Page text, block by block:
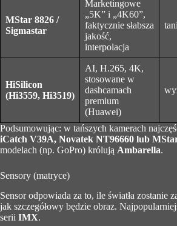
MStar 8826 /
Sigmastar
Marketingowe
„5K” i „4K60”,
faktycznie słabsza
jakość,
interpolacja
HiSilicon
(Hi3559, Hi3519)
AI, H.265, 4K,
stosowane w
dashcamach
premium
(Huawei)
Podsumowując: w tańszych kamerach
iCatch V39A, Novatek NT96660 lub
modelach (np. GoPro) królują Ambarella.
Sensory (matryce)
Sensor odpowiada za to, ile światła zostanie
jak szczegółowy będzie obraz.
serii IMX.